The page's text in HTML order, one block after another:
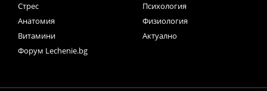
Стрес
Психология
Анатомия
Физиология
Витамини
Актуално
Форум Lechenie.bg